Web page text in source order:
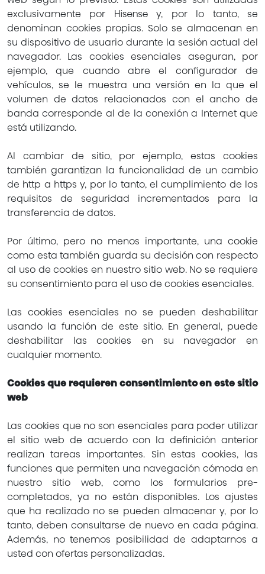
exclusivamente por Hisense y, por lo tanto, se
denominan cookies propias. Solo se almacenan en
su dispositivo de usuario durante la sesión actual del
navegador. Las cookies esenciales aseguran, por
ejemplo, que cuando abre el configurador de
vehículos, se le muestra una versión en la que el
volumen de datos relacionados con el ancho de
banda corresponde al de la conexión a Internet que
está utilizando.
Al cambiar de sitio, por ejemplo, estas cookies
también garantizan la funcionalidad de un cambio
de http a https y, por lo tanto, el cumplimiento de los
requisitos de seguridad incrementados para la
transferencia de datos.
Por último, pero no menos importante, una cookie
como esta también guarda su decisión con respecto
al uso de cookies en nuestro sitio web. No se requiere
su consentimiento para el uso de cookies esenciales.
Las cookies esenciales no se pueden deshabilitar
usando la función de este sitio. En general, puede
deshabilitar las cookies en su navegador en
cualquier momento.
Cookies que requieren consentimiento en este sitio
web
Las cookies que no son esenciales para poder utilizar
el sitio web de acuerdo con la definición anterior
realizan tareas importantes. Sin estas cookies, las
funciones que permiten una navegación cómoda en
nuestro sitio web, como los formularios pre-
completados, ya no están disponibles. Los ajustes
que ha realizado no se pueden almacenar y, por lo
tanto, deben consultarse de nuevo en cada página.
Además, no tenemos posibilidad de adaptarnos a
usted con ofertas personalizadas.